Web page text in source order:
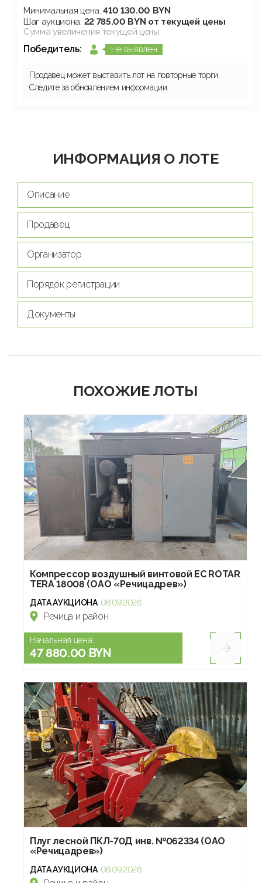
Минимальная цена:410 130.00 BYN
Шаг аукциона: 22 785.00 BYN от текущей цены
Сумма увеличения текущей цены
Победитель: Не выявлен
Продавец может выставить лот на повторные торги.
Следите за обновлением информации.
ИНФОРМАЦИЯ О ЛОТЕ
Описание
Продавец
Организатор
Порядок регистрации
Документы
ПОХОЖИЕ ЛОТЫ
Компрессор воздушный винтовой EC ROTAR
TERA 18008 (ОАО «Речицадрев»)
ДАТА АУКЦИОНА 08.09.2026
Речица и район
Начальная цена:
47 880.00 BYN
Плуг лесной ПКЛ-70Д инв. №062334 (ОАО
«Речицадрев»)
ДАТА АУКЦИОНА 08.09.2026